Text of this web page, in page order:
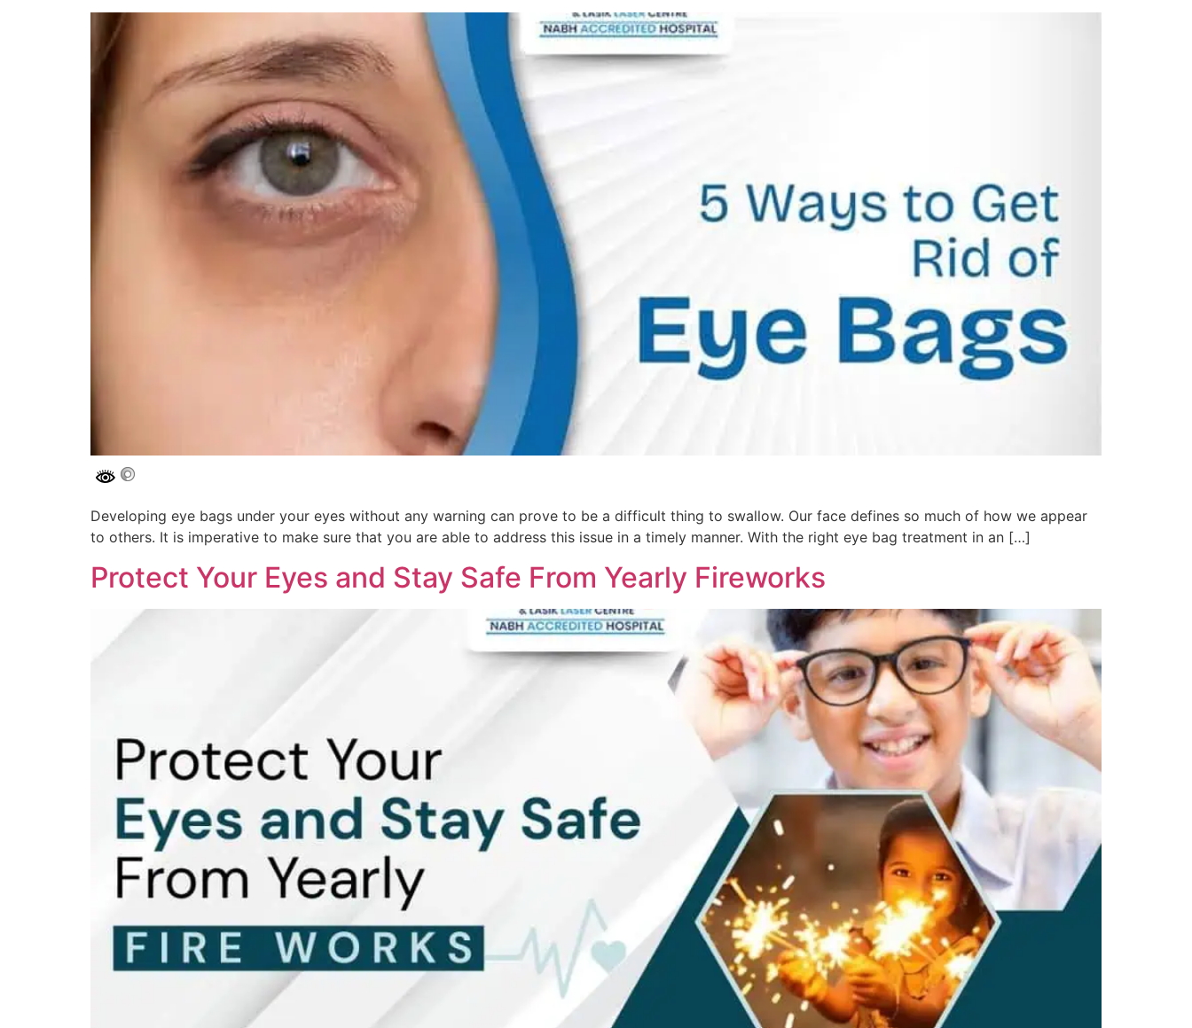
Developing eye bags under your eyes without any warning can prove to be a difficult thing to swallow. Our face defines so much of how we appear
to others. It is imperative to make sure that you are able to address this issue in a timely manner. With the right eye bag treatment in an […]
Protect Your Eyes and Stay Safe From Yearly Fireworks